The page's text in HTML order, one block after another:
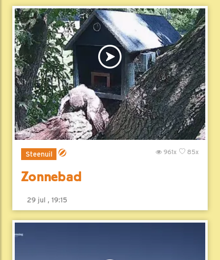
Steenuil 85x
961x
Zonnebad
29 jul , 19:15